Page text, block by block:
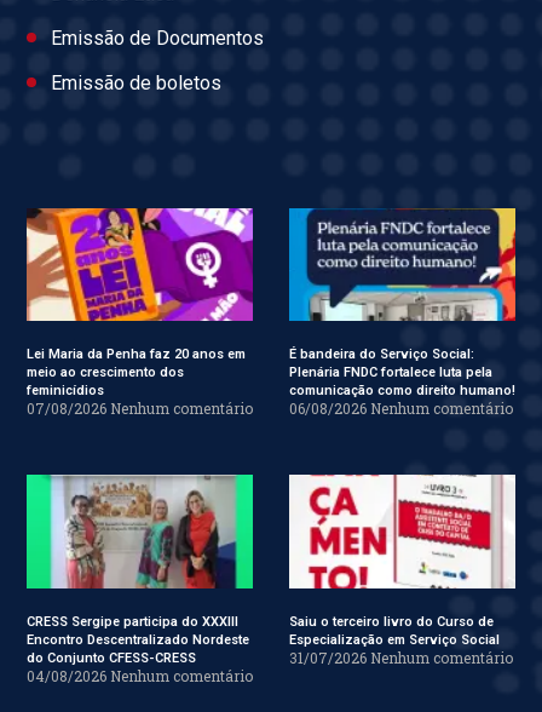
Emissão de Documentos
Emissão de boletos
Lei Maria da Penha faz 20 anos em
meio ao crescimento dos
feminicídios
07/08/2026 Nenhum comentário
É bandeira do Serviço Social:
Plenária FNDC fortalece luta pela
comunicação como direito humano!
06/08/2026 Nenhum comentário
CRESS Sergipe participa do XXXIII
Encontro Descentralizado Nordeste
do Conjunto CFESS-CRESS
04/08/2026 Nenhum comentário
Saiu o terceiro livro do Curso de
Especialização em Serviço Social
31/07/2026 Nenhum comentário